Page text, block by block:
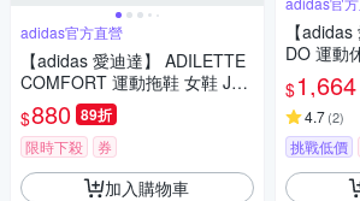
adidas官方直營
【adidas 愛迪達】 ADILETTE
COMFORT 運動拖鞋 女鞋 JS3
620
$880 89折
限時下殺 券
加入購物車
【
DO 運動
鞋 -
$1,664
4.7(2)
挑戰低價